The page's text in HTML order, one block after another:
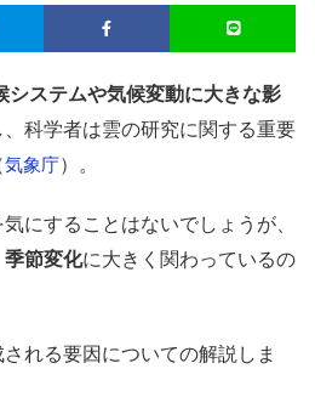
システムや気候変動に大きな影
、科学者は雲の研究に関する重要
気象庁）。
にすることはないでしょうが、
季節変化に大きく関わっているの
れる要因についての解説しま